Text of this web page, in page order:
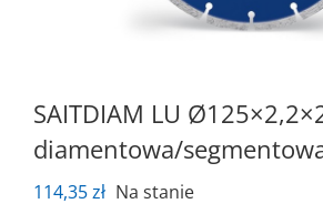
SAITDIAM LU
diamentowa/
114,35zł Na stanie